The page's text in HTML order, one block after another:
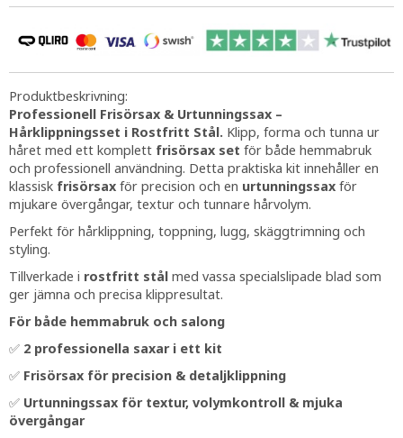
Produktbeskrivning:
Professionell Frisörsax & Urtunningssax –
Hårklippningsset i Rostfritt Stål. Klipp, forma och tunna ur
håret med ett komplett frisörsax set för både hemmabruk
och professionell användning. Detta praktiska kit innehåller en
klassisk frisörsax för precision och en urtunningssax för
mjukare övergångar, textur och tunnare hårvolym.
Perfekt för hårklippning, toppning, lugg, skäggtrimning och
styling.
Tillverkade i rostfritt stål med vassa specialslipade blad som
ger jämna och precisa klippresultat.
För både hemmabruk och salong
✅ 2 professionella saxar i ett kit
✅ Frisörsax för precision & detaljklippning
✅ Urtunningssax för textur, volymkontroll & mjuka
övergångar